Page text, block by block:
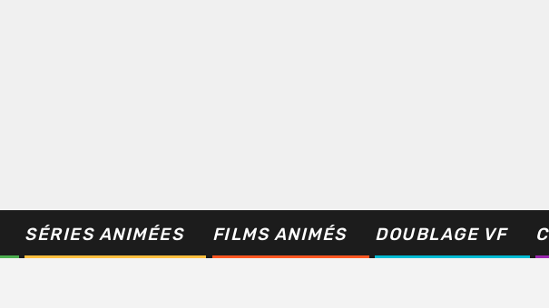
SÉRIES ANIMÉES FILMS ANIMÉS DOUBLAGE VF